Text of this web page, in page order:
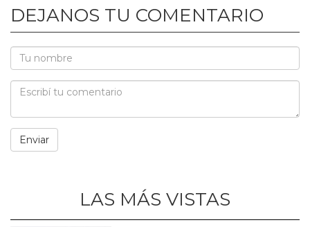
DEJANOS TU COMENTARIO
LAS MÁS VISTAS